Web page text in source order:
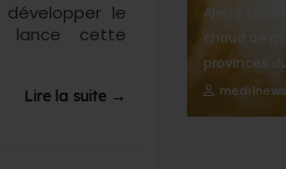
le
lance cette
Lire la suite →
Alerte
chaud de
provinces